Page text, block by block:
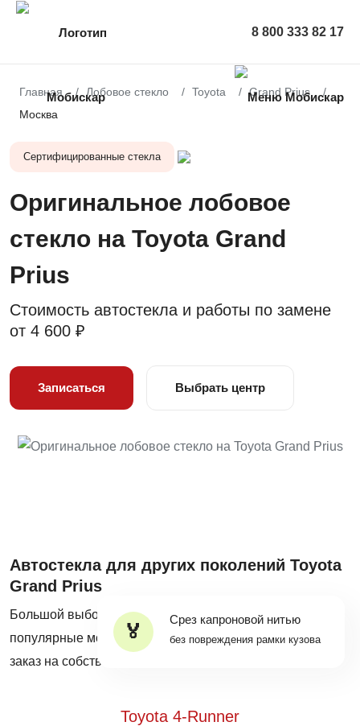
8 800 333 82 17
Главная Лобовое стекло Toyota
Grand Prius
Москва
Сертифицированные стекла
Оригинальное лобовое
стекло на Toyota Grand
Prius
Стоимость автостекла и работы по замене
от 4 600 ₽
Записаться Выбрать центр
Срез капроновой нитью
без повреждения рамки кузова
Автостекла для других поколений Toyota
Grand Prius
Большой выбор оригинальных автостекол на все
популярные модели Toyota Grand Prius в наличии и на
заказ на собственных складах Mobiscar®.
Toyota 4-Runner